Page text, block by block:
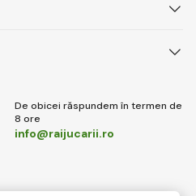
De obicei răspundem în termen de
8 ore
info@raijucarii.ro